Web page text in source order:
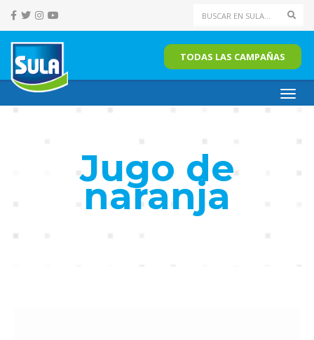
TODAS LAS CAMPAÑAS
Jugo de
naranja